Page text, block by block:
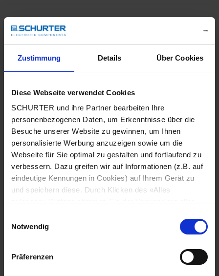
Zustimmung Details Über Cookies
Diese Webseite verwendet Cookies
SCHURTER und ihre Partner bearbeiten Ihre
personenbezogenen Daten, um Erkenntnisse über die
Besuche unserer Website zu gewinnen, um Ihnen
personalisierte Werbung anzuzeigen sowie um die
Webseite für Sie optimal zu gestalten und fortlaufend zu
verbessern. Dazu greifen wir auf Informationen (z.B. auf
eindeutige Kennungen in Cookies) auf Ihrem Gerät zu
und speichern diese. Durch Klicken des «Alles
zu. Sie können Ihre Einstellungen jederzeit ändern, indem
Sie auf «Cookie-Einstellungen verwalten» am Seitenende
klicken. Ihre Einstellungen werden unseren Partnern
gemeldet und haben keinen Einfluss auf die
Notwendig
Präferenzen
Lebensdauer 300 Schaltzyklen (ohne Belastung)
Schutzgrad Frontseite IP40
Schutzklasse
Geeignet für Geräte der Schutzklasse II
Zulässige Betriebstemperatur
25/85/21 gemäss IEC 60068-1